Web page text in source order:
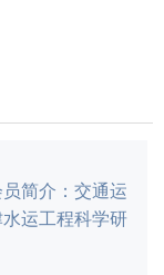
简介：交通运
运工程科学研